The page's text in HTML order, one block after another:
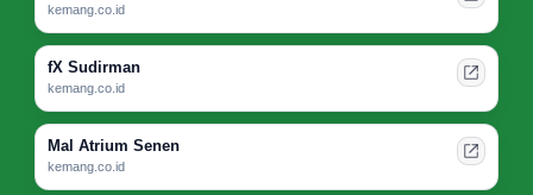
kemang.co.id
fX Sudirman
kemang.co.id
Mal Atrium Senen
kemang.co.id